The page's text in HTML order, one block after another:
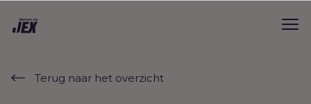
Terug naar het overzicht